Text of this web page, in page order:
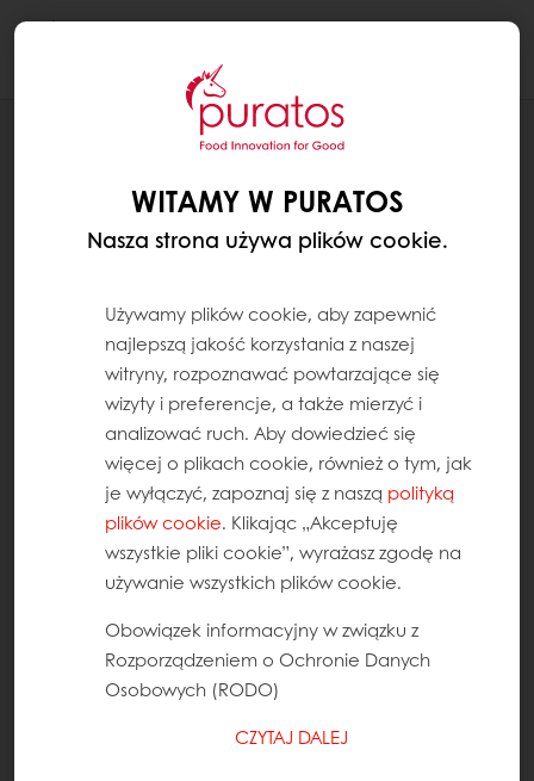
WITAMY W PURATOS
Nasza strona używa plików cookie.
Używamy plików cookie, aby zapewnić
najlepszą jakość korzystania z naszej
witryny, rozpoznawać powtarzające się
wizyty i preferencje, a także mierzyć i
analizować ruch. Aby dowiedzieć się
więcej o plikach cookie, również o tym, jak
je wyłączyć, zapoznaj się z naszą polityką
plików cookie. Klikając „Akceptuję
wszystkie pliki cookie”, wyrażasz zgodę na
używanie wszystkich plików cookie.
Obowiązek informacyjny w związku z
Rozporządzeniem o Ochronie Danych
Osobowych (RODO)
CZYTAJ DALEJ